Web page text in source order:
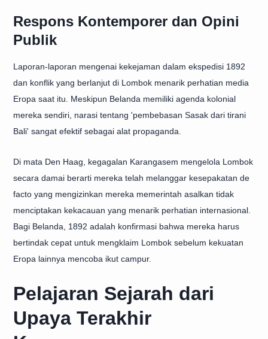
Respons Kontemporer dan Opini
Publik
Laporan-laporan mengenai kekejaman dalam ekspedisi 1892
dan konflik yang berlanjut di Lombok menarik perhatian media
Eropa saat itu. Meskipun Belanda memiliki agenda kolonial
mereka sendiri, narasi tentang 'pembebasan Sasak dari tirani
Bali' sangat efektif sebagai alat propaganda.
Di mata Den Haag, kegagalan Karangasem mengelola Lombok
secara damai berarti mereka telah melanggar kesepakatan de
facto yang mengizinkan mereka memerintah asalkan tidak
menciptakan kekacauan yang menarik perhatian internasional.
Bagi Belanda, 1892 adalah konfirmasi bahwa mereka harus
bertindak cepat untuk mengklaim Lombok sebelum kekuatan
Eropa lainnya mencoba ikut campur.
Pelajaran Sejarah dari
Upaya Terakhir